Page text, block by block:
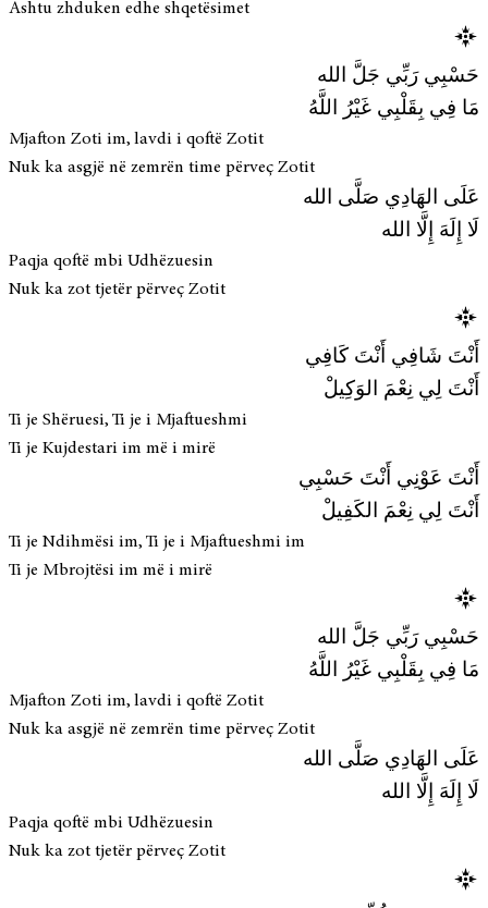
Ashtu zhduken edhe shqetësimet
حَسْبِي رَبِّي جَلَّ الله
مَا فِي بِقَلْبِي غَيْرُ اللَّهُ
Mjafton Zoti im, lavdi i qoftë Zotit
Nuk ka asgjë në zemrën time përveç Zotit
عَلَى الهَادِي صَلَّى الله
لَا إِلَهَ إِلَّا الله
Paqja qoftë mbi Udhëzuesin
Nuk ka zot tjetër përveç Zotit
أَنْتَ شَافِي أَنْتَ كَافِي
أَنْتَ لِي نِعْمَ الوَكِيلْ
Ti je Shëruesi, Ti je i Mjaftueshmi
Ti je Kujdestari im më i mirë
أَنْتَ عَوْنِي أَنْتَ حَسْبِي
أَنْتَ لِي نِعْمَ الكَفِيلْ
Ti je Ndihmësi im, Ti je i Mjaftueshmi im
Ti je Mbrojtësi im më i mirë
حَسْبِي رَبِّي جَلَّ الله
مَا فِي بِقَلْبِي غَيْرُ اللَّهُ
Mjafton Zoti im, lavdi i qoftë Zotit
Nuk ka asgjë në zemrën time përveç Zotit
عَلَى الهَادِي صَلَّى الله
لَا إِلَهَ إِلَّا الله
Paqja qoftë mbi Udhëzuesin
Nuk ka zot tjetër përveç Zotit